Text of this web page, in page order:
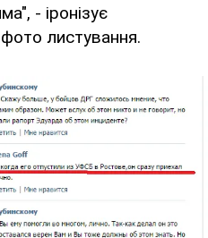
- іронізує
листування.